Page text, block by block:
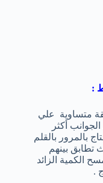
:
متساوية علي
أكثر
بالمرور بالقلم
تطابق بينهم
الكمية الزائد
.